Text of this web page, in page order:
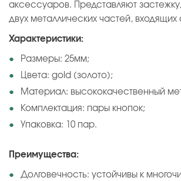
аксессуаров. Представляют
двух металлических частей, входящих
Характеристики:
Размеры: 25мм;
Цвета: gold (золото);
Материал: высококачественный
Комплектация: пары кнопок;
Упаковка: 10 пар.
Преимущества:
Долговечность: устойчивы к